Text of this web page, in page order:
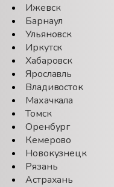
Ижевск
Барнаул
Ульяновск
Иркутск
Хабаровск
Ярославль
Владивосток
Махачкала
Томск
Оренбург
Кемерово
Новокузнецк
Рязань
Астрахань